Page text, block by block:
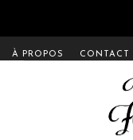
À PROPOS CONTACT